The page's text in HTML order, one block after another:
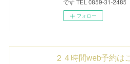
です TEL 0859-31-2485
フォロー
２４時間web予約は